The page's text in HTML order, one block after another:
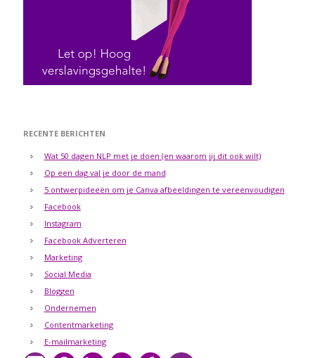
RECENTE BERICHTEN
Wat 50 dagen NLP met je doen (en waarom jij dit ook wilt)
Op een dag val je door de mand
5 ontwerpideeën om je Canva afbeeldingen te vereenvoudigen
Facebook
Instagram
Facebook Adverteren
Marketing
Social Media
Bloggen
Ondernemen
Contentmarketing
E-mailmarketing